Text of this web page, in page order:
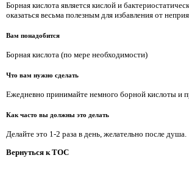
Борная кислота является кислой и
оказаться весьма полезным для избавления от
Вам понадобится
Борная кислота (по мере необходимости)
Что вам нужно сделать
Ежедневно принимайте немного борной кислоты и
Как часто вы должны это делать
Делайте это 1-2 раза в день, желательно после душа.
Вернуться к TOC